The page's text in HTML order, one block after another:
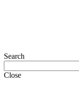
Search
Close